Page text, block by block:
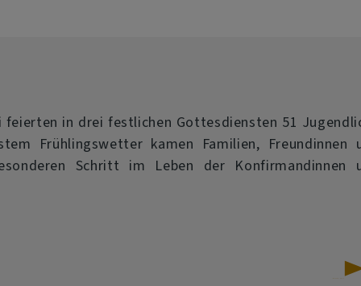
feierten in drei festlichen Gottesdiensten 51
Frühlingswetter kamen Familien, Freundinnen
Schritt im Leben der Konfirmandinnen